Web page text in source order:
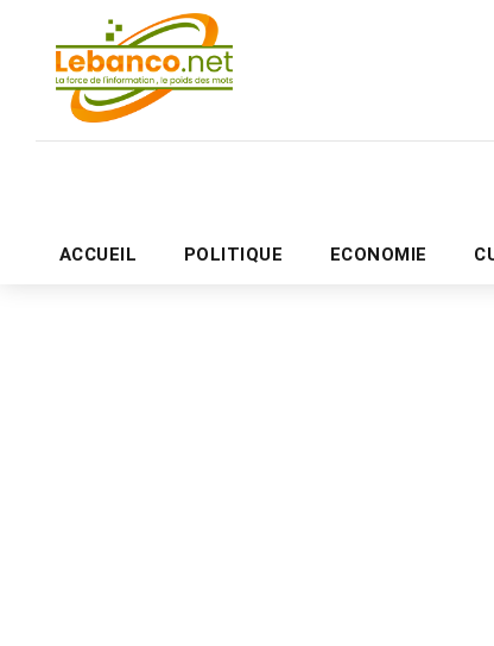
ACCUEIL POLITIQUE ECONOMIE